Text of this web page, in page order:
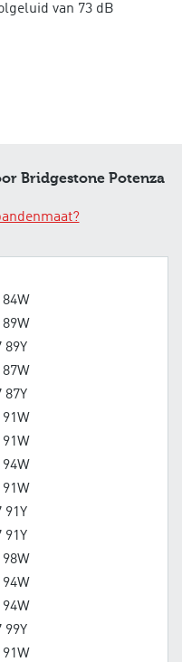
van 73 dB
Bridgestone Potenza
89Y
87Y
91Y
91Y
99Y